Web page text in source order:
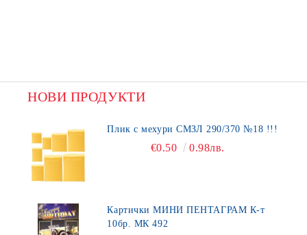
НОВИ ПРОДУКТИ
Плик с мехури СМЗЛ 290/370 №18 !!!
€0.50 0.98лв.
Картички МИНИ ПЕНТАГРАМ К-т
10бр. МК 492